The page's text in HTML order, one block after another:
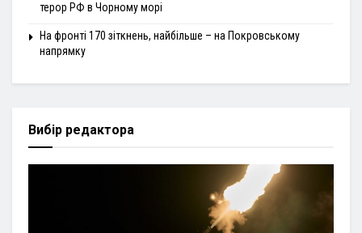
терор РФ в Чорному морі
На фронті 170 зіткнень, найбільше – на Покровському
напрямку
Вибір редактора